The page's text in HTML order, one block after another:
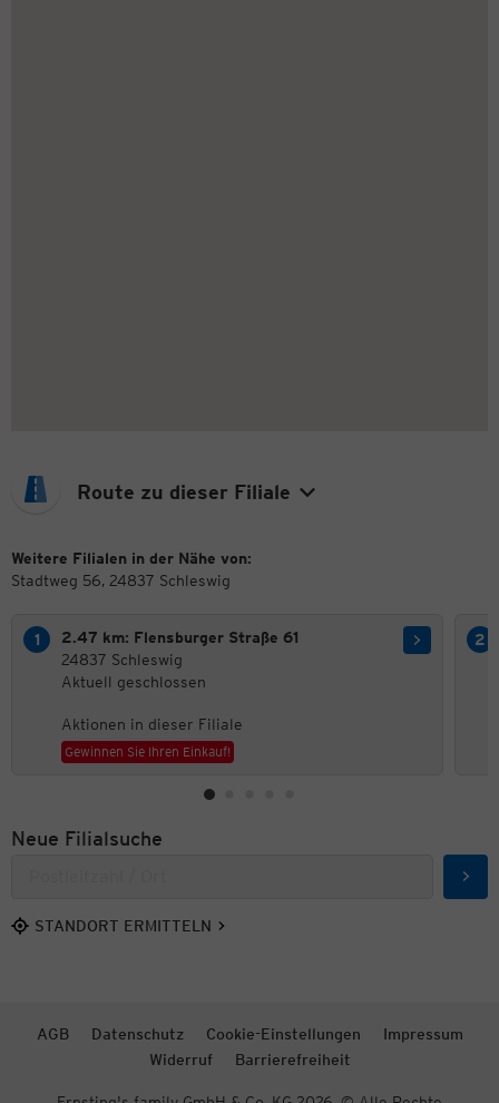
Route zu dieser Filiale
Weitere Filialen in der Nähe von:
Stadtweg 56, 24837 Schleswig
2.47 km: Flensburger Straße 61
24837 Schleswig
Aktuell geschlossen
Aktionen in dieser Filiale
Gewinnen Sie Ihren Einkauf!
Neue Filialsuche
STANDORT ERMITTELN
AGB Datenschutz Cookie-Einstellungen
Impressum
Widerruf
Barrierefreiheit